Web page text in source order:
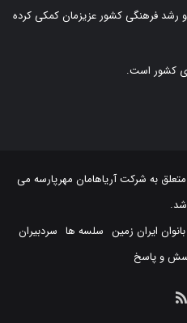
و رشد فرهنگی کشور عزیزمان کمکی کرده
کشور است.
به شرکت آریاهامان مهرپارسه می
بانوان ایران زمین سلسه ها سردبیران
و پاسخ
خوراک